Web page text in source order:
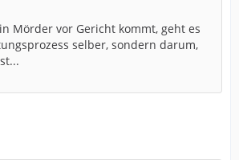
Mörder vor Gericht kommt, geht es
selber, sondern darum,